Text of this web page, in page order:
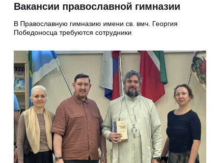
Вакансии православной гимназии
В Православную гимназию имени св. вмч. Георгия
Победоносца требуются сотрудники